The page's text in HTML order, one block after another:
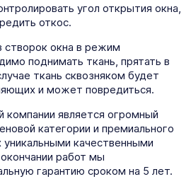
угол открытия окна,
откос.
створок окна в режим
поднимать ткань, прятать в
ткань сквозняком будет
и может повредиться.
является огромный
категории и премиального
качественными
работ мы
гарантию сроком на 5 лет.